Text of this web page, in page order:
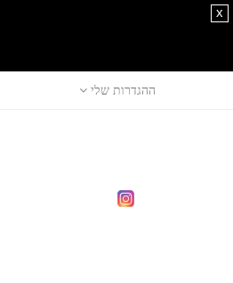
ההגדרות שלי
x